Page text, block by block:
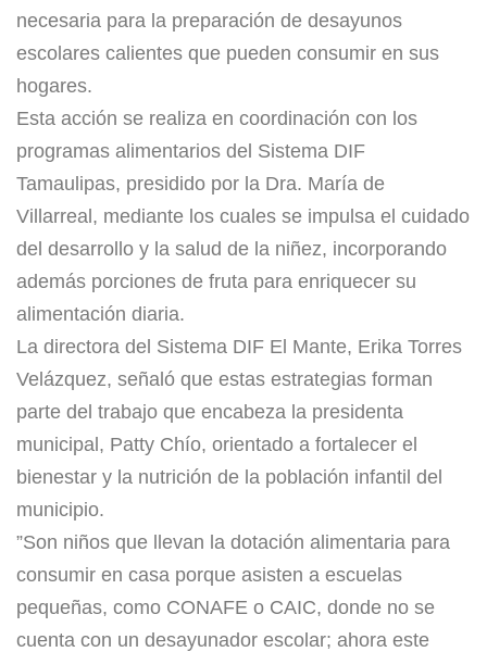
necesaria para la preparación de desayunos
escolares calientes que pueden consumir en sus
hogares.
​Esta acción se realiza en coordinación con los
programas alimentarios del Sistema DIF
Tamaulipas, presidido por la Dra. María de
Villarreal, mediante los cuales se impulsa el cuidado
del desarrollo y la salud de la niñez, incorporando
además porciones de fruta para enriquecer su
alimentación diaria.
​La directora del Sistema DIF El Mante, Erika Torres
Velázquez, señaló que estas estrategias forman
parte del trabajo que encabeza la presidenta
municipal, Patty Chío, orientado a fortalecer el
bienestar y la nutrición de la población infantil del
municipio.
​”Son niños que llevan la dotación alimentaria para
consumir en casa porque asisten a escuelas
pequeñas, como CONAFE o CAIC, donde no se
cuenta con un desayunador escolar; ahora este